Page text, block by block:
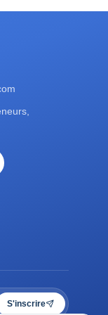
S'inscrire